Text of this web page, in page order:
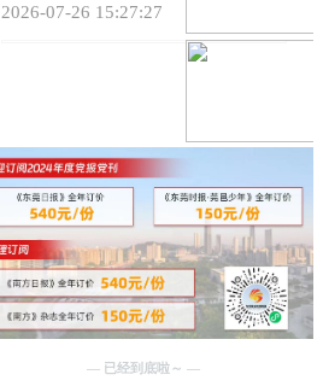
除所有暴雨预警信
2026-07-26 15:27:27
— 已经到底啦～ —